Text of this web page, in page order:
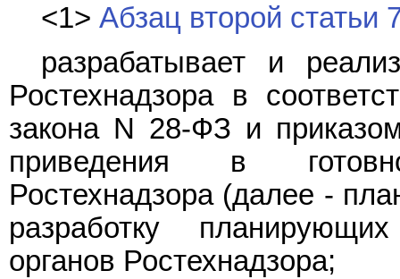
<1> Абзац второй статьи
разрабатывает и
Ростехнадзора в
закона N 28-ФЗ и
приведения в
Ростехнадзора (далее -
разработку
органов Ростехнадзора;